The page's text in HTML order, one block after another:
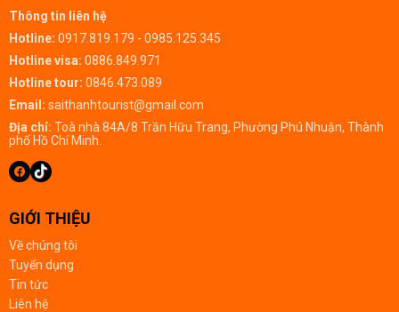
Thông tin liên hệ
Hotline: 0917.819.179 - 0985.125.345
Hotline visa: 0886.849.971
Hotline tour: 0846.473.089
Email: saithanhtourist@gmail.com
Địa chỉ: Toà nhà 84A/8 Trần Hữu Trang, Phường Phú Nhuận, Thành
phố Hồ Chí Minh.
GIỚI THIỆU
Về chúng tôi
Tuyển dụng
Tin tức
Liên hệ